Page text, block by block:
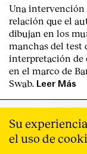
Una intervención
relación que el
dibujan en los
manchas del test
interpretación de
en el marco de
Swab. Leer Más
Su
el uso de